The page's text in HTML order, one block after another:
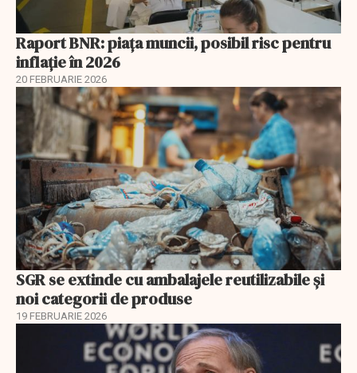
Raport BNR: piața muncii, posibil risc pentru
inflație în 2026
20 FEBRUARIE 2026
SGR se extinde cu ambalajele reutilizabile și
noi categorii de produse
19 FEBRUARIE 2026